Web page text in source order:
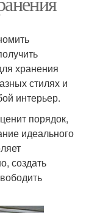
хранения
стилях и
интерьер.
порядок,
идеального
создать